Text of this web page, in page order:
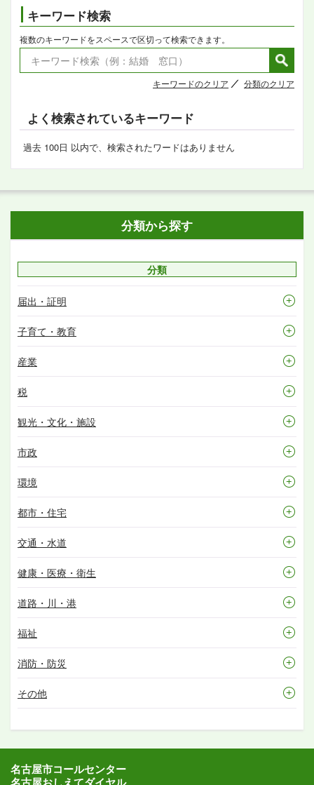
キーワード検索
複数のキーワードをスペースで区切って検索できます。
キーワードのクリア 分類のクリア
よく検索されているキーワード
過去 100日 以内で、検索されたワードはありません
分類から探す
分類
届出・証明
子育て・教育
産業
税
観光・文化・施設
市政
環境
都市・住宅
交通・水道
健康・医療・衛生
道路・川・港
福祉
消防・防災
その他
名古屋市コールセンター